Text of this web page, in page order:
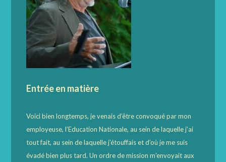
Entrée en matière
Voici bien longtemps, je venais d’être convoqué par mon
employeuse, l’Education Nationale, au sein de laquelle j’ai
tout fait, au sein de laquelle j’étouffais et d’où je me suis
évadé bien plus tard. Un ordre de mission m’envoyait aux